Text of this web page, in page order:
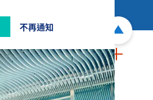
不再通知